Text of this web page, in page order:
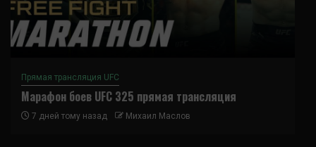
Прямая трансляция UFC
Марафон боев UFC 325 прямая трансляция
7 дней тому назад Михаил Маслов